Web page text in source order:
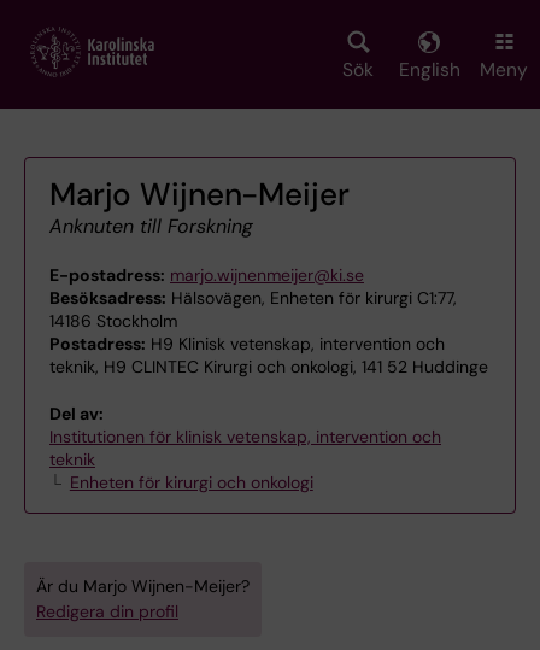
main
Sök English Meny
Marjo Wijnen-Meijer
Anknuten till Forskning
E-postadress: marjo.wijnenmeijer@ki.se
Besöksadress: Hälsovägen, Enheten för kirurgi C1:77,
14186 Stockholm
Postadress: H9 Klinisk vetenskap, intervention och
teknik, H9 CLINTEC Kirurgi och onkologi, 141 52 Huddinge
Del av:
Institutionen för klinisk vetenskap, intervention och
teknik
Enheten för kirurgi och onkologi
Är du Marjo Wijnen-Meijer?
Redigera din profil